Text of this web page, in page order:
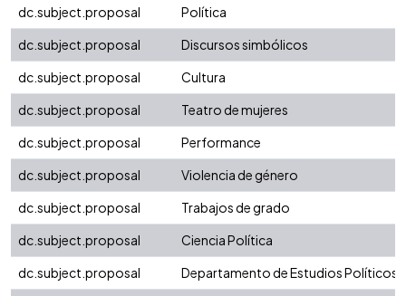
dc.subject.proposal
Política
dc.subject.proposal
Discursos simbólicos
dc.subject.proposal
Cultura
dc.subject.proposal
Teatro de mujeres
dc.subject.proposal
Performance
dc.subject.proposal
Violencia de género
dc.subject.proposal
Trabajos de grado
dc.subject.proposal
Ciencia Política
dc.subject.proposal
Departamento de Estudios Políticos